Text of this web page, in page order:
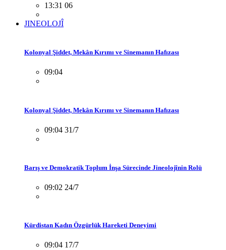
13:31 06
JINEOLOJÎ
Kolonyal Şiddet, Mekân Kırımı ve Sinemanın Hafızası
09:04
Kolonyal Şiddet, Mekân Kırımı ve Sinemanın Hafızası
09:04 31/7
Barış ve Demokratik Toplum İnşa Sürecinde Jineolojînin Rolü
09:02 24/7
Kürdistan Kadın Özgürlük Hareketi Deneyimi
09:04 17/7